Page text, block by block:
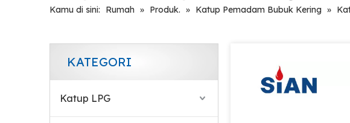
Kamu di sini: Rumah » Produk. » Katup Pemadam Bubuk Kering »
KATEGORI
Katup LPG